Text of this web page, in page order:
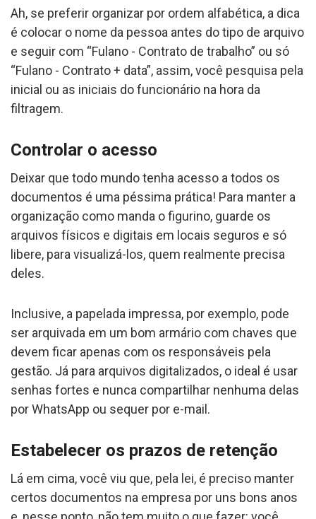
Ah, se preferir organizar por ordem alfabética, a dica
é colocar o nome da pessoa antes do tipo de arquivo
e seguir com “Fulano - Contrato de trabalho” ou só
“Fulano - Contrato + data”, assim, você pesquisa pela
inicial ou as iniciais do funcionário na hora da
filtragem.
Controlar o acesso
Deixar que todo mundo tenha acesso a todos os
documentos é uma péssima prática! Para manter a
organização como manda o figurino, guarde os
arquivos físicos e digitais em locais seguros e só
libere, para visualizá-los, quem realmente precisa
deles.
Inclusive, a papelada impressa, por exemplo, pode
ser arquivada em um bom armário com chaves que
devem ficar apenas com os responsáveis pela
gestão. Já para arquivos digitalizados, o ideal é usar
senhas fortes e nunca compartilhar nenhuma delas
por WhatsApp ou sequer por e-mail.
Estabelecer os prazos de retenção
Lá em cima, você viu que, pela lei, é preciso manter
certos documentos na empresa por uns bons anos